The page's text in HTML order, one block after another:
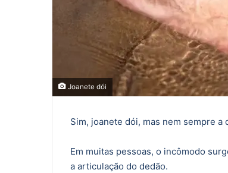
Joanete dói
Sim, joanete dói, mas nem sempre
Em muitas pessoas, o incômodo
a articulação do dedão.